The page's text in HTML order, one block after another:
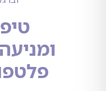
טיפול
ומניעה –
פלטפוס